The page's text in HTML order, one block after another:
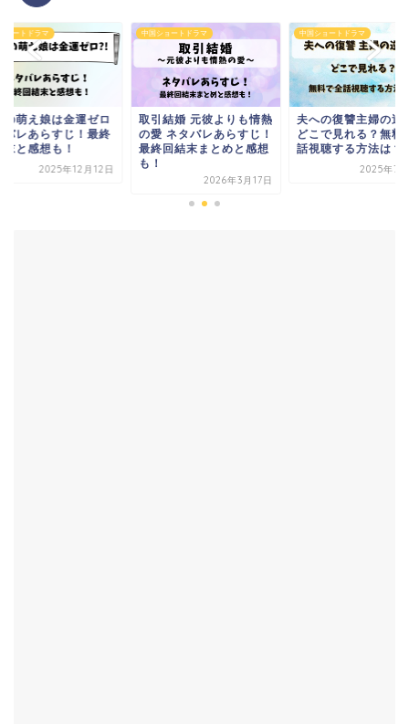
中国ショートドラマ
取引結婚 元彼よりも情熱
の愛 ネタバレあらすじ！
最終回結末まとめと感想
も！
中国ショートドラマ
夫への復讐主婦の逆転劇
どこで見れる？無料で全
話視聴する方法は？
中国ショートド
社長の萌
ネタバレ
回結末と